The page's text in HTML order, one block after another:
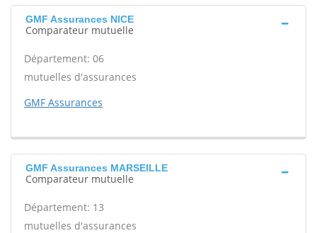
GMF Assurances NICE
Comparateur mutuelle
Département: 06
mutuelles d'assurances
GMF Assurances
GMF Assurances MARSEILLE
Comparateur mutuelle
Département: 13
mutuelles d'assurances